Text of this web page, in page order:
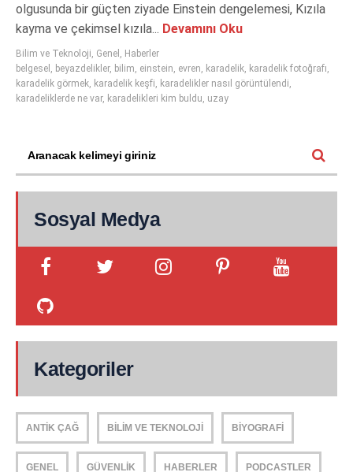
olgusunda bir güçten ziyade Einstein dengelemesi, Kızıla
kayma ve çekimsel kızıla... Devamını Oku
Bilim ve Teknoloji, Genel , Haberler
belgesel , beyazdelikler, bilim, einstein, evren, karadelik, karadelik fotoğrafı,
karadelik görmek, karadelik keşfi, karadelikler nasıl görüntülendi,
karadeliklerde ne var, karadelikleri kim buldu, uzay
Sosyal Medya
Kategoriler
ANTIK ÇAĞ BILIM VE TEKNOLOJI BIYOGRAFI
GENEL GÜVENLIK HABERLER PODCASTLER